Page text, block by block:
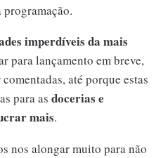
imperdíveis da mais
para lançamento em breve,
até porque estas
para as docerias e
mais.
nos alongar muito para não